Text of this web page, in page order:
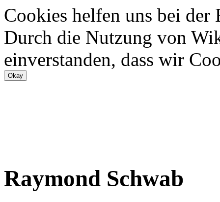
Cookies helfen uns bei
Durch die Nutzung von
einverstanden, dass wir
Raymond Schwab